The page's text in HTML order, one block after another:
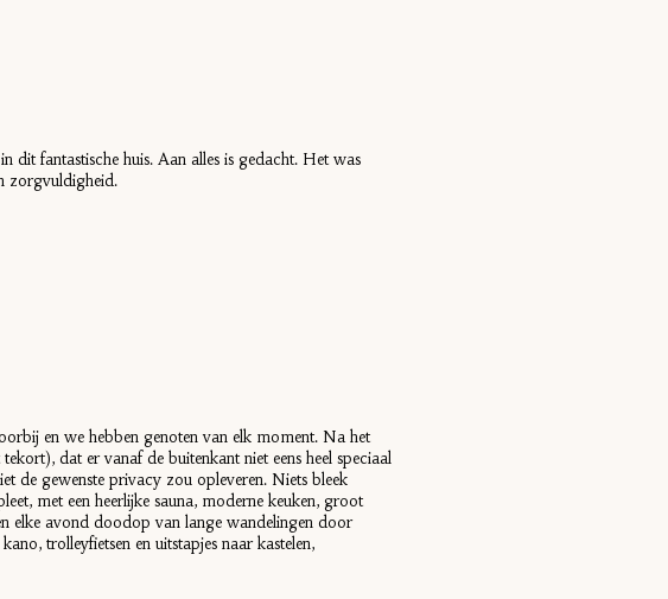
dit fantastische huis. Aan alles is gedacht. Het was
zorgvuldigheid.
en we hebben genoten van elk moment. Na het
dat er vanaf de buitenkant niet eens heel speciaal
de gewenste privacy zou opleveren. Niets bleek
met een heerlijke sauna, moderne keuken, groot
elke avond doodop van lange wandelingen door
trolleyfietsen en uitstapjes naar kastelen,